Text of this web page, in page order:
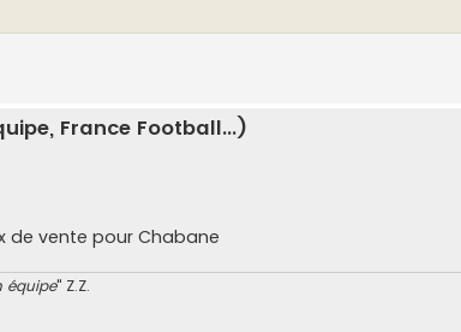
France Football...)
de vente pour Chabane
équipe" Z.Z.